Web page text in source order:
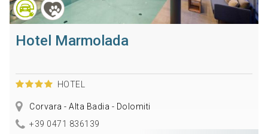
Hotel Marmolada
HOTEL
Corvara - Alta Badia - Dolomiti
+39 0471 836139